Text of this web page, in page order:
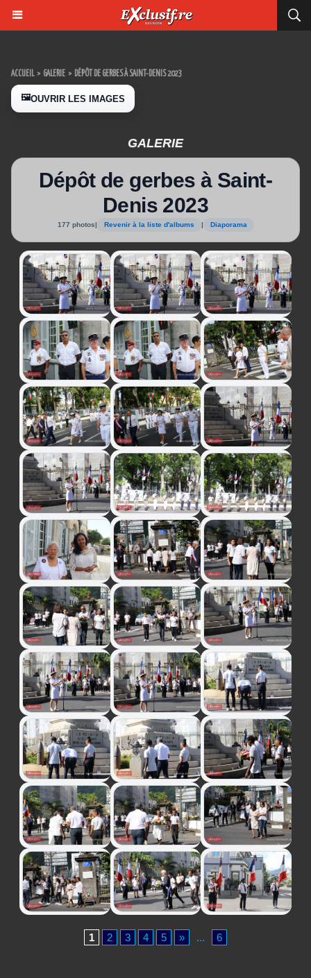
ACCUEIL > GALERIE > DÉPÔT DE GERBES À SAINT-DENIS 2023
🖼️OUVRIR LES IMAGES
GALERIE
Dépôt de gerbes à Saint-
Denis 2023
177 photos| Revenir à la liste d'albums | Diaporama
1 2 3 4 5 » ... 6